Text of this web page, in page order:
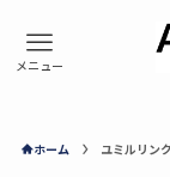
ホーム ユミルリンク